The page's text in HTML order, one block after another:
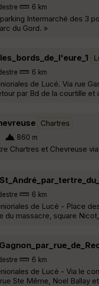
6 km
Intermarché des 3
du Gord. »
6 km
de Lucé. Via rue
par Bd de la courtille et
Chartres
860 m
Chartres et Chevreuse
6 km
de Lucé - Place
du massacre, square
6 km
de Lucé - Via le
Ste Même, Noel Ballay